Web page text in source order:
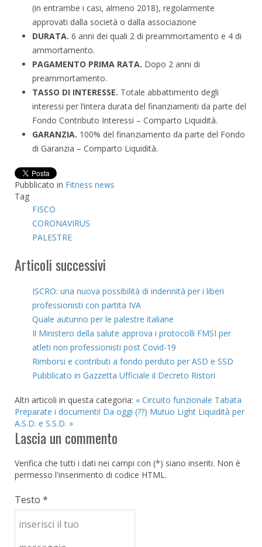
(in entrambe i casi, almeno 2018), regolarmente
approvati dalla società o dalla associazione
DURATA. 6 anni dei quali 2 di preammortamento e 4 di
ammortamento.
PAGAMENTO PRIMA RATA. Dopo 2 anni di
preammortamento.
TASSO DI INTERESSE. Totale abbattimento degli
interessi per l’intera durata del finanziamenti da parte del
Fondo Contributo Interessi – Comparto Liquidità.
GARANZIA. 100% del finanziamento da parte del Fondo
di Garanzia – Comparto Liquidità.
Pubblicato in Fitness news
Tag
FISCO
CORONAVIRUS
PALESTRE
Articoli successivi
ISCRO: una nuova possibilità di indennità per i liberi
professionisti con partita IVA
Quale autunno per le palestre italiane
Il Ministero della salute approva i protocolli FMSI per
atleti non professionisti post Covid-19
Rimborsi e contributi a fondo perduto per ASD e SSD
Pubblicato in Gazzetta Ufficiale il Decreto Ristori
Altri articoli in questa categoria: « Circuito funzionale Tabata
Preparate i documenti! Da oggi (??) Mutuo Light Liquidità per
A.S.D. e S.S.D. »
Lascia un commento
Verifica che tutti i dati nei campi con (*) siano inseriti. Non è
permesso l'inserimento di codice HTML.
Testo *